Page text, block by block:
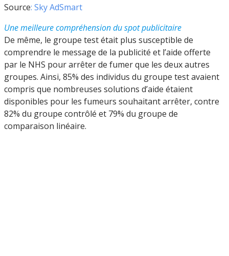
Source: Sky AdSmart
Une meilleure compréhension du spot publicitaire
De même, le groupe test était plus susceptible de
comprendre le message de la publicité et l’aide offerte
par le NHS pour arrêter de fumer que les deux autres
groupes. Ainsi, 85% des individus du groupe test avaient
compris que nombreuses solutions d’aide étaient
disponibles pour les fumeurs souhaitant arrêter, contre
82% du groupe contrôlé et 79% du groupe de
comparaison linéaire.